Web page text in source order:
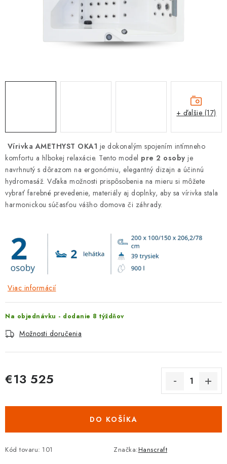
OBCHODNÉ PODMIENKY
ZNAČKY
Spôsob dopravy a platby
Vernostný program
Moja objednávka
Vírivka AMETHYST OKA1 je dokonalým spojením intímneho
komfortu a hlbokej relaxácie. Tento model pre 2 osoby je
navrhnutý s dôrazom na ergonómiu, elegantný dizajn a účinnú
hydromasáž. Vďaka možnosti prispôsobenia na mieru si môžete
vybrať farebné prevedenie, materiály aj doplnky, aby sa vírivka stala
harmonickou súčasťou vášho domova či záhrady.
Viac informácií
Na objednávku - dodanie 8 týždňov
Možnosti doručenia
€13 525
DO KOŠÍKA
Kód tovaru: 101 Značka:Hanscraft
+ ďalšie (17)